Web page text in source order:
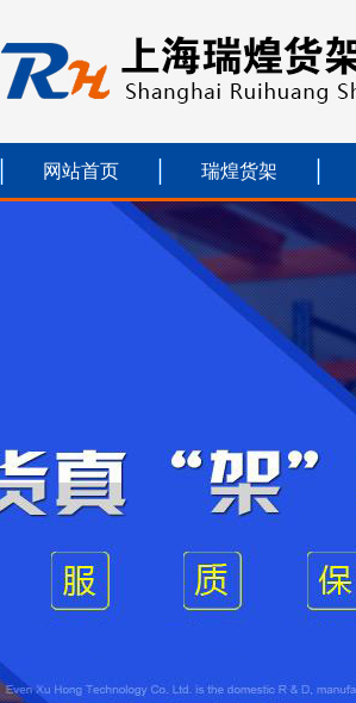
网站首页 瑞煌货架